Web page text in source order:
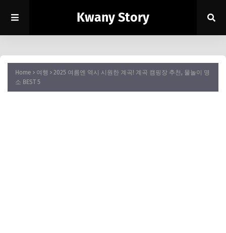
Kwany Story
Home 여행
2025 여름엔 역시 시원한 계곡! 계곡 캠핑장 추천, 물놀이 명
소 BEST 5